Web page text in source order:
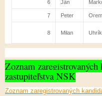
6 Ján
7 Peter
8 Milan Uhrík
Zoznam
zastupiteľstva NSK
Zoznam zaregistrovaných